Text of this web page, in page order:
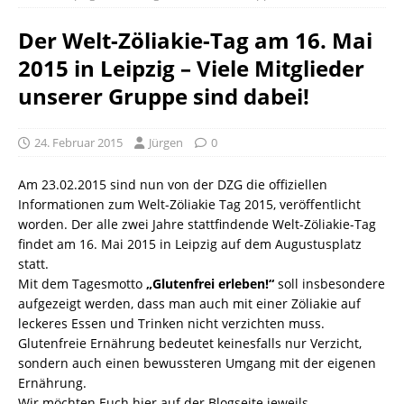
Der Welt-Zöliakie-Tag am 16. Mai
2015 in Leipzig – Viele Mitglieder
unserer Gruppe sind dabei!
24. Februar 2015 Jürgen 0
Am 23.02.2015 sind nun von der DZG die offiziellen
Informationen zum Welt-Zöliakie Tag 2015, veröffentlicht
worden. Der alle zwei Jahre stattfindende Welt-Zöliakie-Tag
findet am 16. Mai 2015 in Leipzig auf dem Augustusplatz
statt.
Mit dem Tagesmotto „Glutenfrei erleben!“ soll insbesondere
aufgezeigt werden, dass man auch mit einer Zöliakie auf
leckeres Essen und Trinken nicht verzichten muss.
Glutenfreie Ernährung bedeutet keinesfalls nur Verzicht,
sondern auch einen bewussteren Umgang mit der eigenen
Ernährung.